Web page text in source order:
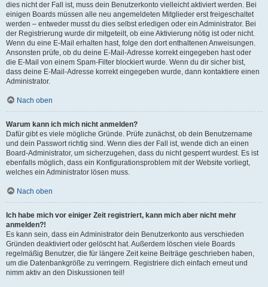
dies nicht der Fall ist, muss dein Benutzerkonto vielleicht aktiviert werden. Bei
einigen Boards müssen alle neu angemeldeten Mitglieder erst freigeschaltet
werden – entweder musst du dies selbst erledigen oder ein Administrator. Bei
der Registrierung wurde dir mitgeteilt, ob eine Aktivierung nötig ist oder nicht.
Wenn du eine E-Mail erhalten hast, folge den dort enthaltenen Anweisungen.
Ansonsten prüfe, ob du deine E-Mail-Adresse korrekt eingegeben hast oder
die E-Mail von einem Spam-Filter blockiert wurde. Wenn du dir sicher bist,
dass deine E-Mail-Adresse korrekt eingegeben wurde, dann kontaktiere einen
Administrator.
Nach oben
Warum kann ich mich nicht anmelden?
Dafür gibt es viele mögliche Gründe. Prüfe zunächst, ob dein Benutzername
und dein Passwort richtig sind. Wenn dies der Fall ist, wende dich an einen
Board-Administrator, um sicherzugehen, dass du nicht gesperrt wurdest. Es ist
ebenfalls möglich, dass ein Konfigurationsproblem mit der Website vorliegt,
welches ein Administrator lösen muss.
Nach oben
Ich habe mich vor einiger Zeit registriert, kann mich aber nicht mehr
anmelden?!
Es kann sein, dass ein Administrator dein Benutzerkonto aus verschieden
Gründen deaktiviert oder gelöscht hat. Außerdem löschen viele Boards
regelmäßig Benutzer, die für längere Zeit keine Beiträge geschrieben haben,
um die Datenbankgröße zu verringern. Registriere dich einfach erneut und
nimm aktiv an den Diskussionen teil!